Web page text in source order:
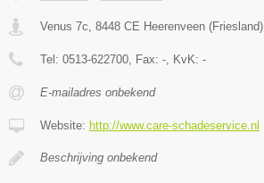
Venus 7c, 8448 CE Heerenveen (Friesland)
Tel: 0513-622700, Fax: -, KvK: -
E-mailadres onbekend
Website: http://www.care-schadeservice.nl
Beschrijving onbekend